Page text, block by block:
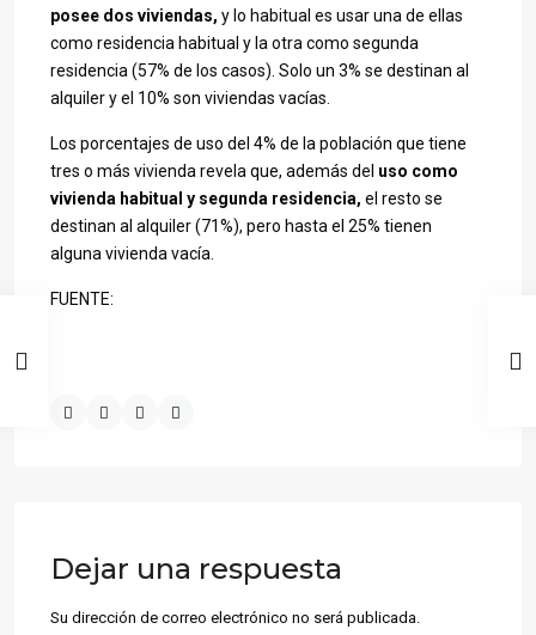
posee dos viviendas, y lo habitual es usar una de ellas
como residencia habitual y la otra como segunda
residencia (57% de los casos). Solo un 3% se destinan al
alquiler y el 10% son viviendas vacías.
Los porcentajes de uso del 4% de la población que tiene
tres o más vivienda revela que, además del uso como
vivienda habitual y segunda residencia, el resto se
destinan al alquiler (71%), pero hasta el 25% tienen
alguna vivienda vacía.
FUENTE:
Dejar una respuesta
Su dirección de correo electrónico no será publicada.